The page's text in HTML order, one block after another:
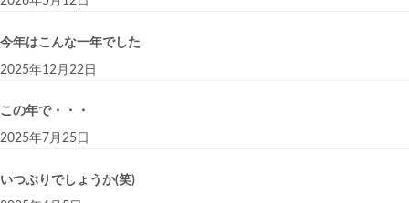
今年はこんな一年でした
2025年12月22日
この年で・・・
2025年7月25日
いつぶりでしょうか(笑)